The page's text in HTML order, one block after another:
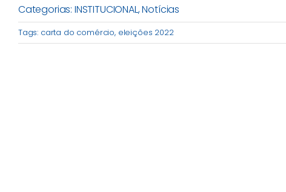
Categorias: INSTITUCIONAL,Notícias
Tags: carta do comércio, eleições 2022